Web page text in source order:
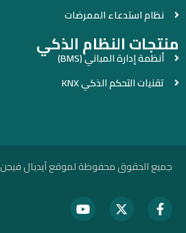
نظام استدعاء الممرضات
منتجات النظام الذكي
أنظمة إدارة المباني (BMS)
تقنيات التحكم الذكي KNX
جميع الحقوق محفوظة لموقع آيديال فيجن 2026 ©